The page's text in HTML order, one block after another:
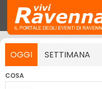
OGGI SETTIMANA
COSA